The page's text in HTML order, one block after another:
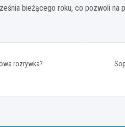
bieżącego roku, co pozwoli na
rozrywka?